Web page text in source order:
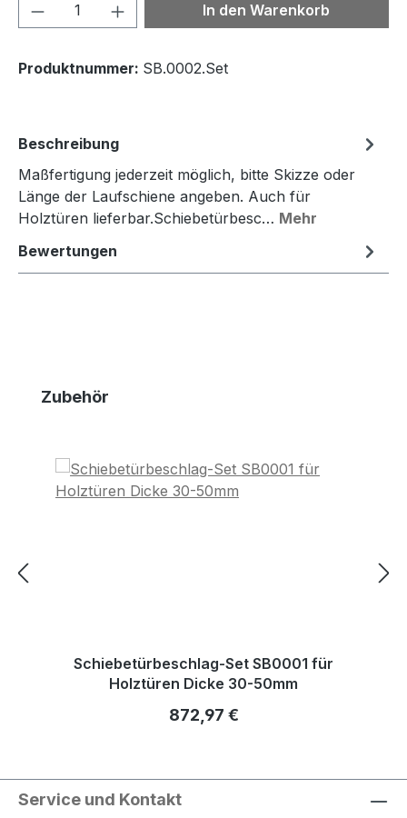
Produkt Anzahl: Gib denIn den Warenkorb
Produktnummer: SB.0002.Set
Beschreibung
Maßfertigung jederzeit möglich, bitte Skizze oder
Länge der Laufschiene angeben. Auch für
Holztüren lieferbar.Schiebetürbesc… Mehr
Bewertungen
Produktgalerie überspringen
Zubehör
Schiebetürbeschlag-Set SB0001 für
Holztüren Dicke 30-50mm
Regulärer Preis:
872,97 €
Service und Kontakt